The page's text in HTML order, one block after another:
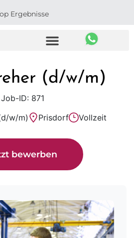
Ergebnisse
(d/w/m)
Job-ID: 871
w/m)
Prisdorf Vollzeit
bewerben